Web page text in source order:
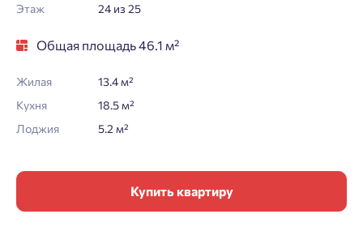
Этаж
24 из 25
Общая площадь 46.1 м²
Жилая
13.4 м²
Кухня
18.5 м²
Лоджия
5.2 м²
Купить квартиру